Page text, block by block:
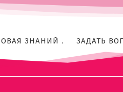
ЗНАНИЙ ЗАДАТЬ